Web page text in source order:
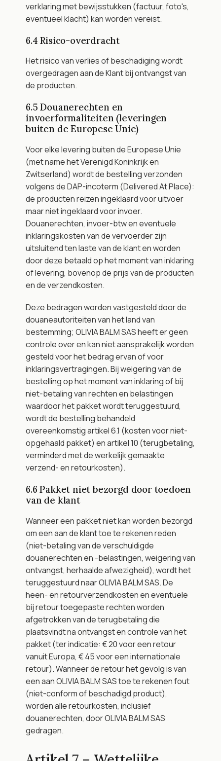
verklaring met bewijsstukken (factuur, foto's,
eventueel klacht) kan worden vereist.
6.4 Risico-overdracht
Het risico van verlies of beschadiging wordt
overgedragen aan de Klant bij ontvangst van
de producten.
6.5 Douanerechten en
invoerformaliteiten (leveringen
buiten de Europese Unie)
Voor elke levering buiten de Europese Unie
(met name het Verenigd Koninkrijk en
Zwitserland) wordt de bestelling verzonden
volgens de DAP-incoterm (Delivered At Place):
de producten reizen ingeklaard voor uitvoer
maar niet ingeklaard voor invoer.
Douanerechten, invoer-btw en eventuele
inklaringskosten van de vervoerder zijn
uitsluitend ten laste van de klant en worden
door deze betaald op het moment van inklaring
of levering, bovenop de prijs van de producten
en de verzendkosten.
Deze bedragen worden vastgesteld door de
douaneautoriteiten van het land van
bestemming; OLIVIA BALM SAS heeft er geen
controle over en kan niet aansprakelijk worden
gesteld voor het bedrag ervan of voor
inklaringsvertragingen. Bij weigering van de
bestelling op het moment van inklaring of bij
niet-betaling van rechten en belastingen
waardoor het pakket wordt teruggestuurd,
wordt de bestelling behandeld
overeenkomstig artikel 6.1 (kosten voor niet-
opgehaald pakket) en artikel 10 (terugbetaling,
verminderd met de werkelijk gemaakte
verzend- en retourkosten).
6.6 Pakket niet bezorgd door toedoen
van de klant
Wanneer een pakket niet kan worden bezorgd
om een aan de klant toe te rekenen reden
(niet-betaling van de verschuldigde
douanerechten en -belastingen, weigering van
ontvangst, herhaalde afwezigheid), wordt het
teruggestuurd naar OLIVIA BALM SAS. De
heen- en retourverzendkosten en eventuele
bij retour toegepaste rechten worden
afgetrokken van de terugbetaling die
plaatsvindt na ontvangst en controle van het
pakket (ter indicatie: € 20 voor een retour
vanuit Europa, € 45 voor een internationale
retour). Wanneer de retour het gevolg is van
een aan OLIVIA BALM SAS toe te rekenen fout
(niet-conform of beschadigd product),
worden alle retourkosten, inclusief
douanerechten, door OLIVIA BALM SAS
gedragen.